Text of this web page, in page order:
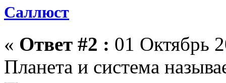
Саллюст
« Ответ #2 : 01 Октябрь
Планета и система